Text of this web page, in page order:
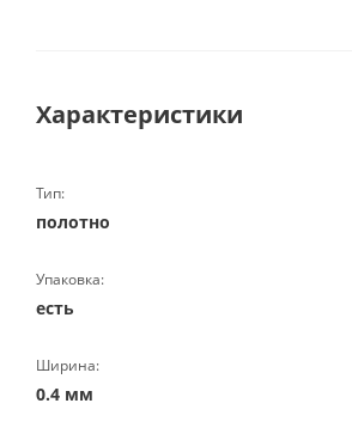
Характеристики
Тип:
полотно
Упаковка:
есть
Ширина:
0.4 мм